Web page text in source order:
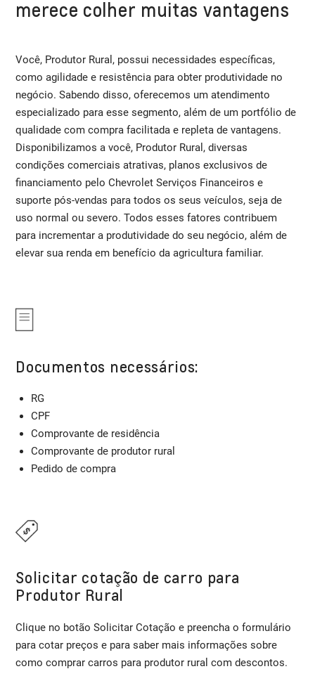
merece colher muitas vantagens
Você, Produtor Rural, possui necessidades específicas,
como agilidade e resistência para obter produtividade no
negócio. Sabendo disso, oferecemos um atendimento
especializado para esse segmento, além de um portfólio de
qualidade com compra facilitada e repleta de vantagens.
Disponibilizamos a você, Produtor Rural, diversas
condições comerciais atrativas, planos exclusivos de
financiamento pelo Chevrolet Serviços Financeiros e
suporte pós-vendas para todos os seus veículos, seja de
uso normal ou severo. Todos esses fatores contribuem
para incrementar a produtividade do seu negócio, além de
elevar sua renda em benefício da agricultura familiar.
Documentos necessários:
RG
CPF
Comprovante de residência
Comprovante de produtor rural
Pedido de compra
Solicitar cotação de carro para
Produtor Rural
Clique no botão Solicitar Cotação e preencha o formulário
para cotar preços e para saber mais informações sobre
como comprar carros para produtor rural com descontos.